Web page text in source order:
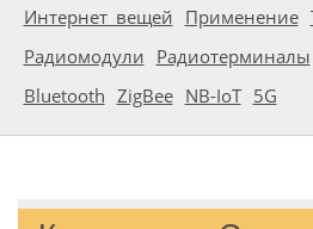
Интернет вещей Применение
Радиомодули Радиотерминалы
Bluetooth ZigBee NB-IoT 5G